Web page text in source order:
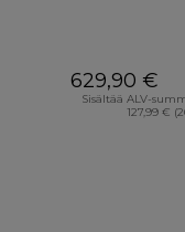
629,90 €
Sisältää ALV-
127,99 €